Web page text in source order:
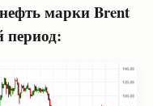
марки Brent
период: